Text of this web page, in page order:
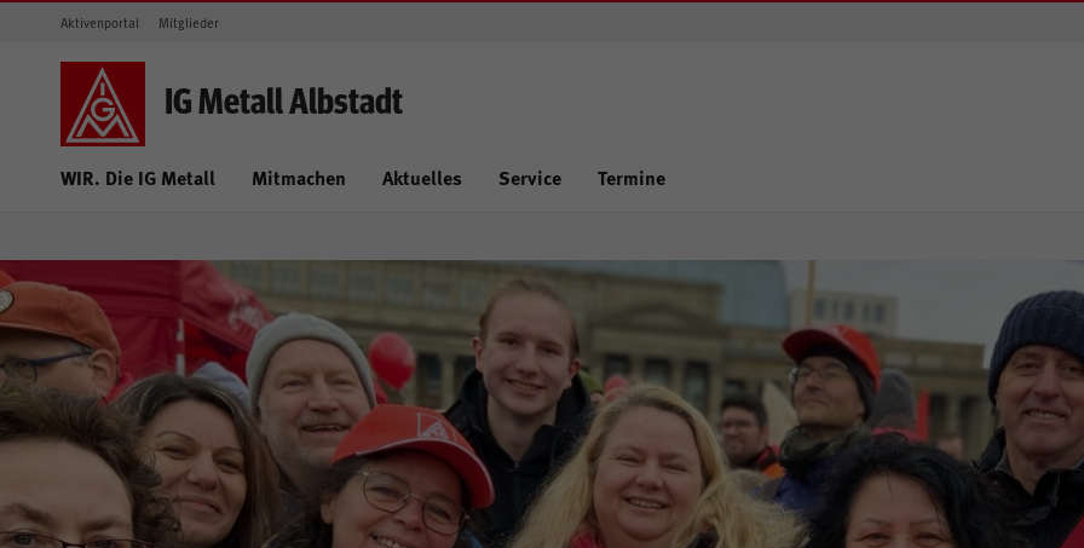
Aktivenportal Mitglieder
IG Metall Albstadt
WIR. Die IG Metall Mitmachen Aktuelles Service Termine